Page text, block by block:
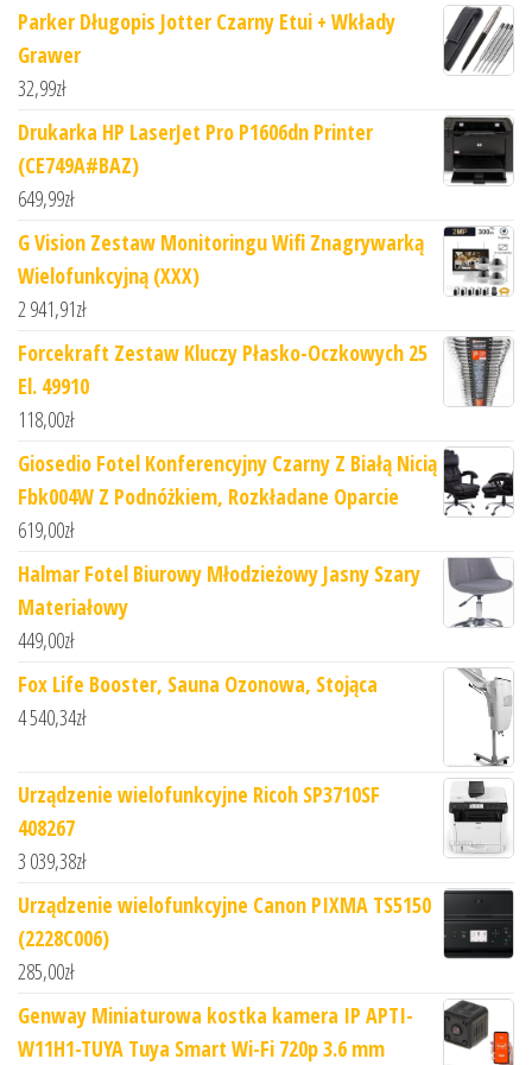
Parker Długopis Jotter Czarny Etui + Wkłady
Grawer
32,99zł
Drukarka HP LaserJet Pro P1606dn Printer
(CE749A#BAZ)
649,99zł
G Vision Zestaw Monitoringu Wifi Znagrywarką
Wielofunkcyjną (XXX)
2 941,91zł
Forcekraft Zestaw Kluczy Płasko-Oczkowych 25
El. 49910
118,00zł
Giosedio Fotel Konferencyjny Czarny Z Białą Nicią
Fbk004W Z Podnóżkiem, Rozkładane Oparcie
619,00zł
Halmar Fotel Biurowy Młodzieżowy Jasny Szary
Materiałowy
449,00zł
Fox Life Booster, Sauna Ozonowa, Stojąca
4 540,34zł
Urządzenie wielofunkcyjne Ricoh SP3710SF
408267
3 039,38zł
Urządzenie wielofunkcyjne Canon PIXMA TS5150
(2228C006)
285,00zł
Genway Miniaturowa kostka kamera IP APTI-
W11H1-TUYA Tuya Smart Wi-Fi 720p 3.6 mm